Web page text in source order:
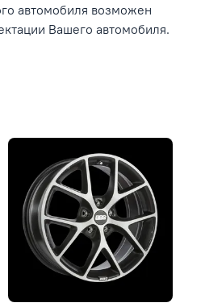
автомобиля возможен
Вашего автомобиля.